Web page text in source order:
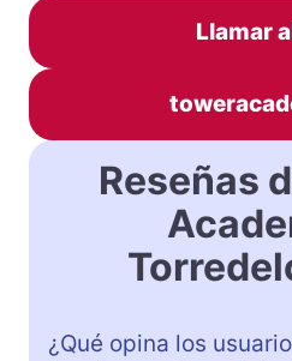
Llamar
Reseñas
¿Qué opina los